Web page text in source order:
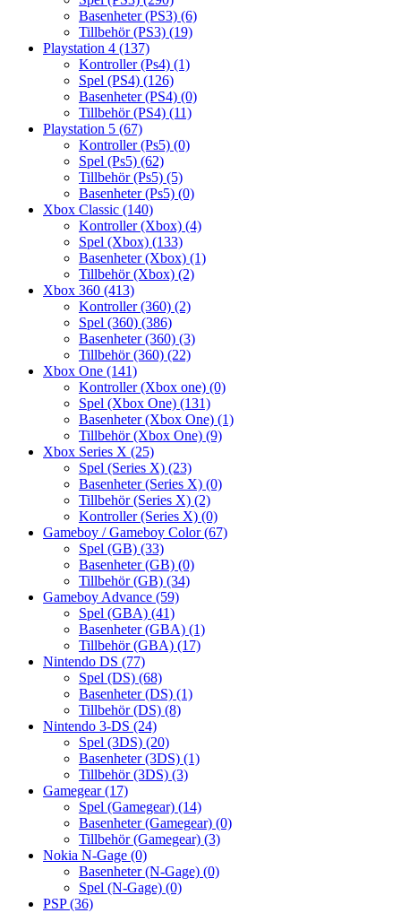
Basenheter (PS3) (6)
Tillbehör (PS3) (19)
Playstation 4 (137)
Kontroller (Ps4) (1)
Spel (PS4) (126)
Basenheter (PS4) (0)
Tillbehör (PS4) (11)
Playstation 5 (67)
Kontroller (Ps5) (0)
Spel (Ps5) (62)
Tillbehör (Ps5) (5)
Basenheter (Ps5) (0)
Xbox Classic (140)
Kontroller (Xbox) (4)
Spel (Xbox) (133)
Basenheter (Xbox) (1)
Tillbehör (Xbox) (2)
Xbox 360 (413)
Kontroller (360) (2)
Spel (360) (386)
Basenheter (360) (3)
Tillbehör (360) (22)
Xbox One (141)
Kontroller (Xbox one) (0)
Spel (Xbox One) (131)
Basenheter (Xbox One) (1)
Tillbehör (Xbox One) (9)
Xbox Series X (25)
Spel (Series X) (23)
Basenheter (Series X) (0)
Tillbehör (Series X) (2)
Kontroller (Series X) (0)
Gameboy / Gameboy Color(67)
Spel (GB) (33)
Basenheter (GB) (0)
Tillbehör (GB) (34)
Gameboy Advance (59)
Spel (GBA) (41)
Basenheter (GBA) (1)
Tillbehör (GBA) (17)
Nintendo DS (77)
Spel (DS) (68)
Basenheter (DS) (1)
Tillbehör (DS) (8)
Nintendo 3-DS (24)
Spel (3DS) (20)
Basenheter (3DS) (1)
Tillbehör (3DS) (3)
Gamegear(17)
Spel (Gamegear) (14)
Basenheter (Gamegear) (0)
Tillbehör (Gamegear) (3)
Nokia N-Gage (0)
Basenheter (N-Gage) (0)
Spel (N-Gage) (0)
PSP(36)